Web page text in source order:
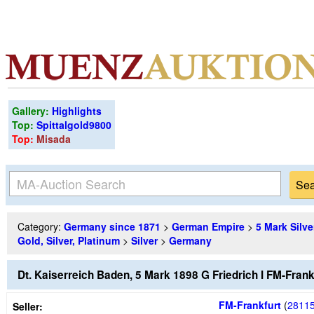
Gallery: Highlights
Top: Spittalgold9800
Top: Misada
Category: Germany since 1871 > German Empire > 5 Mark
Gold, Silver, Platinum > Silver> Germany
Dt. Kaiserreich Baden, 5 Mark 1898 G Friedrich I FM-
Seller: FM-Frankfurt (